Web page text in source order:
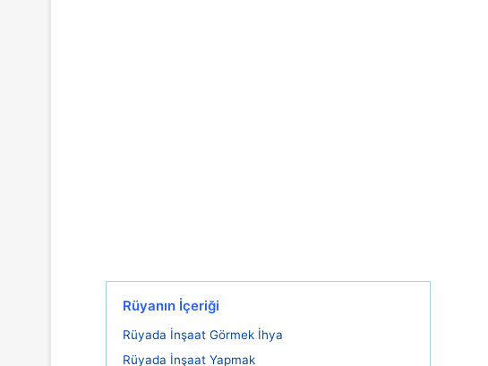
Rüyanın İçeriği
Rüyada İnşaat Görmek İhya
Rüyada İnşaat Yapmak